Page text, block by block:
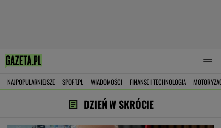
NAJPOPULARNIEJSZE SPORT.PL WIADOMOŚCI FINANSE I TECHNOLOGIA
DZIEŃ W SKRÓCIE